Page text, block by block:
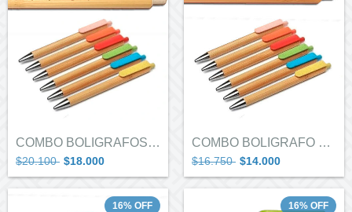
COMBO BOLIGRAFOS X 6 LEMAS
$20.100 $18.000
COMBO BOLIGRAFO MARIPOSA X 5
$16.750 $14.000
16% OFF 16% OFF